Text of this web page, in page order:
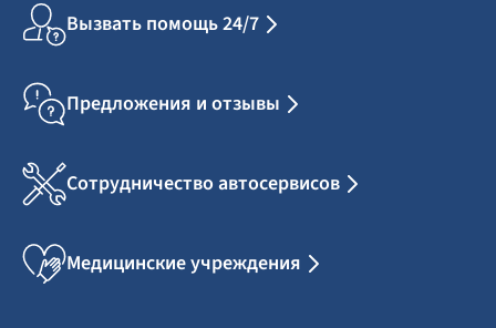
Вызвать помощь 24/7
Предложения и отзывы
Сотрудничество автосервисов
Медицинские учреждения